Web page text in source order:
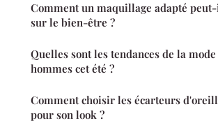
Comment un maquillage adapté
sur le bien-être ?
Quelles sont les tendances de la
hommes cet été ?
Comment choisir les écarteurs
pour son look ?